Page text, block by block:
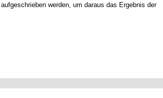
aufgeschrieben werden, um daraus das Ergebnis der